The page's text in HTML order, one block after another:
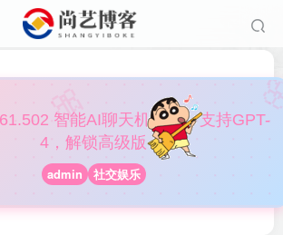
🎀
智能AI聊天机器人，支持GPT-
4，解锁高级版
admin 社交娱乐